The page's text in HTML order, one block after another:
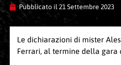
Pubblicato il21 Settembre 2023
Le dichiarazioni di mister
Ferrari, al termine della gara